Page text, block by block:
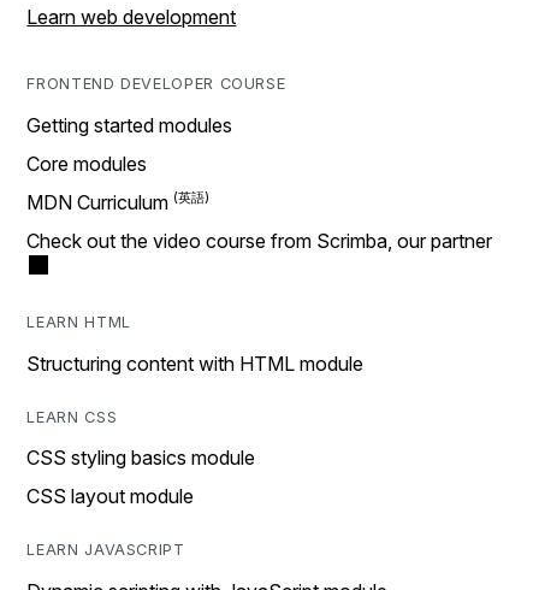
Learn web development
FRONTEND DEVELOPER COURSE
Getting started modules
Core modules
MDN Curriculum
Check out the video course from Scrimba, our partner
LEARN HTML
Structuring content with HTML module
LEARN CSS
CSS styling basics module
CSS layout module
LEARN JAVASCRIPT